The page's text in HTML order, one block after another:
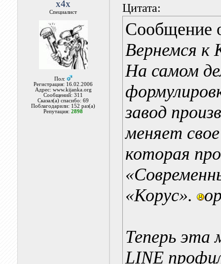
x4x
Специалист
Пол:
Регистрация: 16.02.2006
Адрес: www.kijanka.org
Сообщений: 311
Сказал(а) спасибо: 69
Поблагодарили: 152 раз(а)
Репутация:2898
Цитата:
Сообщение
Вернемся к
На самом
завод
меняет
которая
«Корус».
Теперь эта
LINE